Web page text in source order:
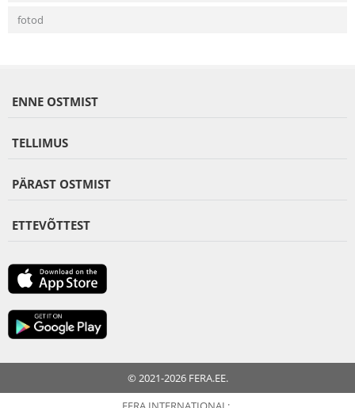
fotod
ENNE OSTMIST
TELLIMUS
PÄRAST OSTMIST
ETTEVÕTTEST
© 2021-2026 FERA.EE.